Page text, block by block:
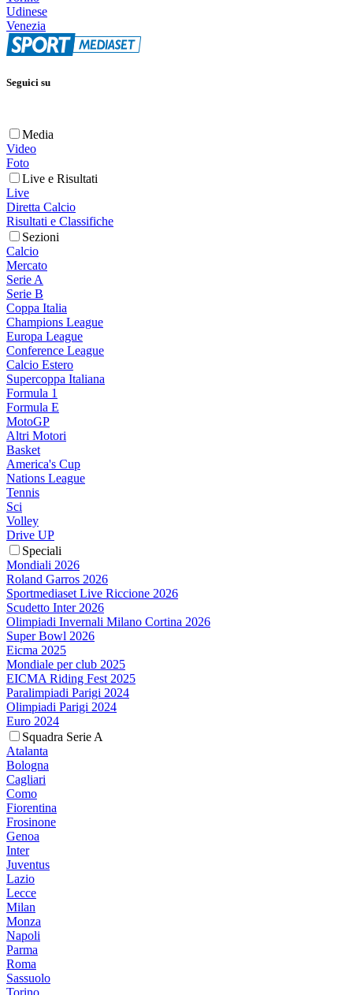
Udinese
Venezia
Seguici su
Media
Video
Foto
Live e Risultati
Live
Diretta Calcio
Risultati e Classifiche
Sezioni
Calcio
Mercato
Serie A
Serie B
Coppa Italia
Champions League
Europa League
Conference League
Calcio Estero
Supercoppa Italiana
Formula 1
Formula E
MotoGP
Altri Motori
Basket
America's Cup
Nations League
Tennis
Sci
Volley
Drive UP
Speciali
Mondiali 2026
Roland Garros 2026
Sportmediaset Live Riccione 2026
Scudetto Inter 2026
Olimpiadi Invernali Milano Cortina 2026
Super Bowl 2026
Eicma 2025
Mondiale per club 2025
EICMA Riding Fest 2025
Paralimpiadi Parigi 2024
Olimpiadi Parigi 2024
Euro 2024
Squadra Serie A
Atalanta
Bologna
Cagliari
Como
Fiorentina
Frosinone
Genoa
Inter
Juventus
Lazio
Lecce
Milan
Monza
Napoli
Parma
Roma
Sassuolo
Torino